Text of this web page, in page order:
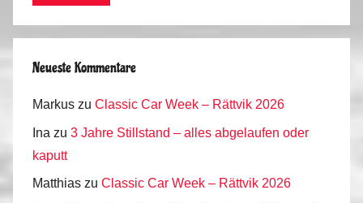
Neueste Kommentare
Markus zu Classic Car Week – Rättvik 2026
Ina zu 3 Jahre Stillstand – alles abgelaufen oder
kaputt
Matthias zu Classic Car Week – Rättvik 2026